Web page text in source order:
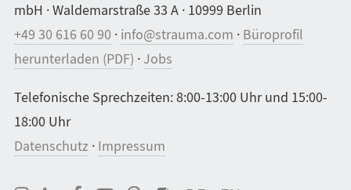
mbH · Waldemarstraße 33 A · 10999 Berlin
+49 30 616 60 90 · info@strauma.com · Büroprofil
herunterladen (PDF) · Jobs
Telefonische Sprechzeiten: 8:00-13:00 Uhr und 15:00-
18:00 Uhr
Datenschutz · Impressum